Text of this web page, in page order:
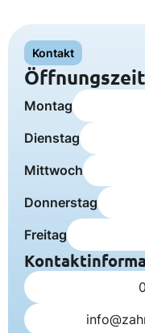
Kontakt
Montag
Dienstag
Mittwoch
Donnerstag
Freitag